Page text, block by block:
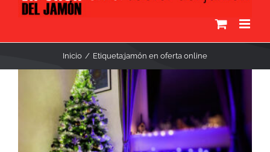
Inicio Etiqueta:jamón en oferta online